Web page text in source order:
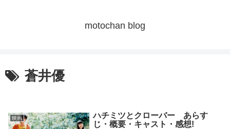
motochan blog
蒼井優
映画
ハチミツとクローバー あらす
じ・概要・キャスト・感想!